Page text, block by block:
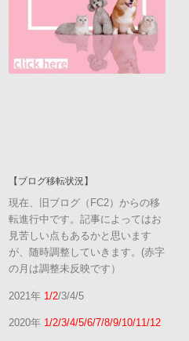
【ブログ移転状況】
現在、旧ブログ（FC2）からの移
転進行中です。記事によってはお
見苦しい点もあるかと思います
が、随時調整していきます。(赤字
の月は調整未反映です）
2021年 1/2/3/4/5
2020年 1/2/3/4/5/6/7/8/9/10/11/12